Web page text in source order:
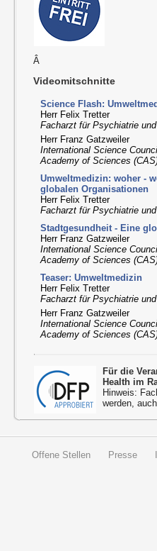
Â
Videomitschnitte
Science Flash:
Herr Felix Tretter
Facharzt für Psychiatrie
Herr Franz Gatzweiler
International Science
Academy of Sciences
Umweltmedizin: woher -
globalen Organisationen
Herr Felix Tretter
Facharzt für Psychiatrie
Stadtgesundheit - Eine
Herr Franz Gatzweiler
International Science
Academy of Sciences
Teaser: Umweltmedizin
Herr Felix Tretter
Facharzt für Psychiatrie
Herr Franz Gatzweiler
International Science
Academy of Sciences
Für die
Health im
Hinweis:
werden,
Offene Stellen Presse